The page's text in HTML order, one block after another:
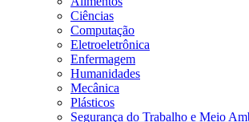
Ciências
Computação
Eletroeletrônica
Enfermagem
Humanidades
Mecânica
Plásticos
Segurança do Trabalho e Meio